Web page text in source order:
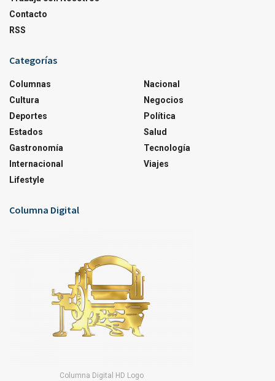
Contacto
RSS
Categorías
Columnas
Cultura
Deportes
Estados
Gastronomía
Internacional
Lifestyle
Nacional
Negocios
Política
Salud
Tecnología
Viajes
Columna Digital
Columna Digital HD Logo